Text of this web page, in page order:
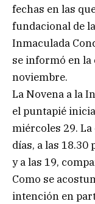
fechas en las
fundacional de
Inmaculada
se informó en la
noviembre.
La Novena a la
el puntapié
miércoles 29.
días, a las 18.30
y a las 19,
Como se
intención en